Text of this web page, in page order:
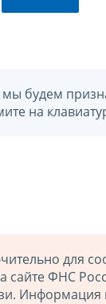
мы будем
на
для
сайте ФНС
Информация